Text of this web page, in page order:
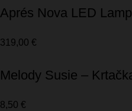
Aprés Nova LED
319,00 €
Melody Susie –
8,50 €